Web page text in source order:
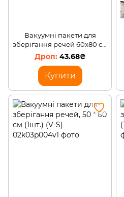
Вакуумні пакети для
зберігання речей 60х80 см
(1шт.)
43.68₴
Купити